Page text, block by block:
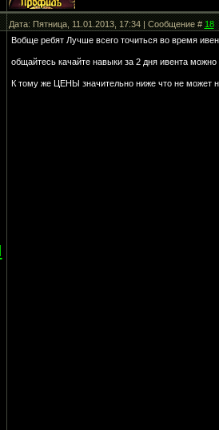
Дата: Пятница, 11.01.2013, 17:34 | Сообщение #18
Вобще ребят Лучше всего точиться во время
общайтесь качайте навыки за 2 дня ивента
К тому же ЦЕНЫ значительно ниже что не может